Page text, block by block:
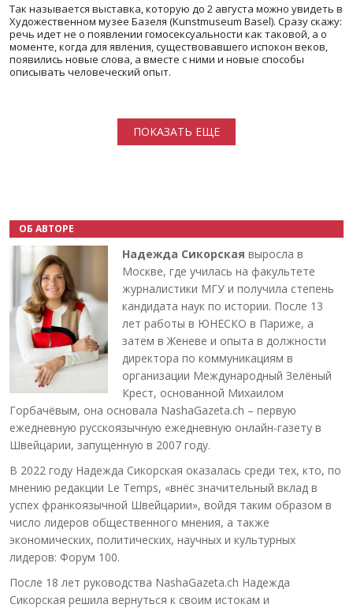
Так называется выставка, которую до 2 августа можно увидеть в
Художественном музее Базеля (Kunstmuseum Basel). Сразу скажу:
речь идет не о появлении гомосексуальности как таковой, а о
моменте, когда для явления, существовавшего испокон веков,
появились новые слова, а вместе с ними и новые способы
описывать человеческий опыт.
ПОКАЗАТЬ ЕЩЕ
ОБ АВТОРЕ
Надежда Сикорская выросла в
Москве, где училась на факультете
журналистики МГУ и получила степень
кандидата наук по истории. После 13
лет работы в ЮНЕСКО в Париже, а
затем в Женеве и опыта в должности
директора по коммуникациям в
организации Международный Зелёный
Крест, основанной Михаилом
Горбачёвым, она основала NashaGazeta.ch – первую
ежедневную русскоязычную ежедневную онлайн-газету в
Швейцарии, запущенную в 2007 году.
В 2022 году Надежда Сикорская оказалась среди тех, кто, по
мнению редакции Le Temps, «внёс значительный вклад в
успех франкоязычной Швейцарии», войдя таким образом в
число лидеров общественного мнения, а также
экономических, политических, научных и культурных
лидеров: Форум 100.
После 18 лет руководства NashaGazeta.ch Надежда
Сикорская решила вернуться к своим истокам и